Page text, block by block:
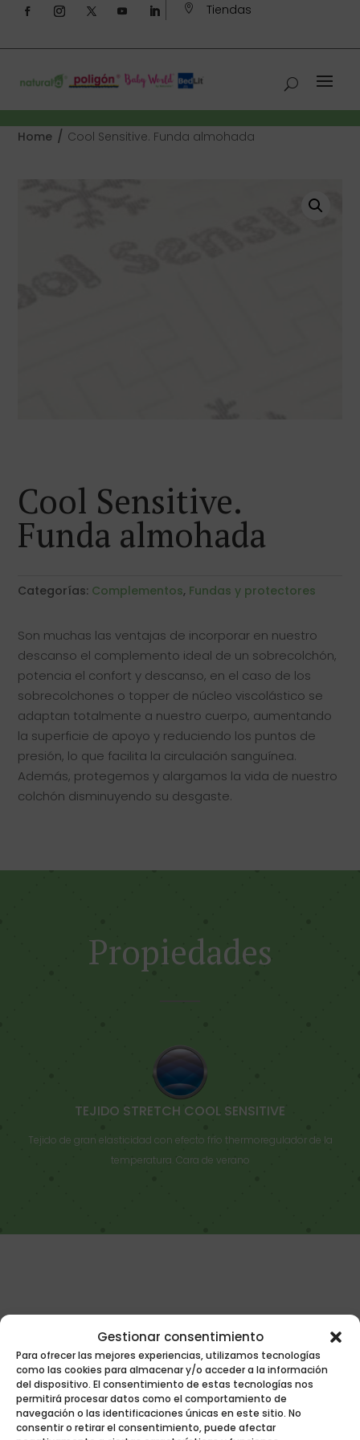
Gestionar consentimiento
Para ofrecer las mejores experiencias, utilizamos tecnologías
como las cookies para almacenar y/o acceder a la información
del dispositivo. El consentimiento de estas tecnologías nos
permitirá procesar datos como el comportamiento de
navegación o las identificaciones únicas en este sitio. No
consentir o retirar el consentimiento, puede afectar
 Tiendas
Home / Cool Sensitive. Funda almohada
Cool Sensitive.
Funda almohada
Categorías: Complementos, Fundas y protectores
Son muchas las ventajas de incorporar en nuestro
descanso el complemento ideal de un sobrecolchón,
potencia el confort y descanso, en el caso de los
sobrecolchones o topper de núcleo viscolástico se
adaptan totalmente a nuestro cuerpo, aumentando
la superficie de apoyo y reduciendo los puntos de
presión, lo que facilita la circulación sanguínea.
Además, protegemos y alargamos la vida de nuestro
colchón disminuyendo su desgaste.
Propiedades
TEJIDO STRETCH COOL SENSITIVE
Tejido de gran elasticidad con efecto frío thermoregulador de la
temperatura. Cara de verano